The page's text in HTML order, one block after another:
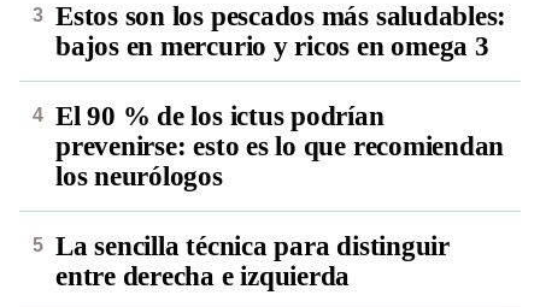
Estos son los pescados más saludables:
bajos en mercurio y ricos en omega 3
El 90 % de los ictus podrían
prevenirse: esto es lo que recomiendan
los neurólogos
La sencilla técnica para distinguir
entre derecha e izquierda